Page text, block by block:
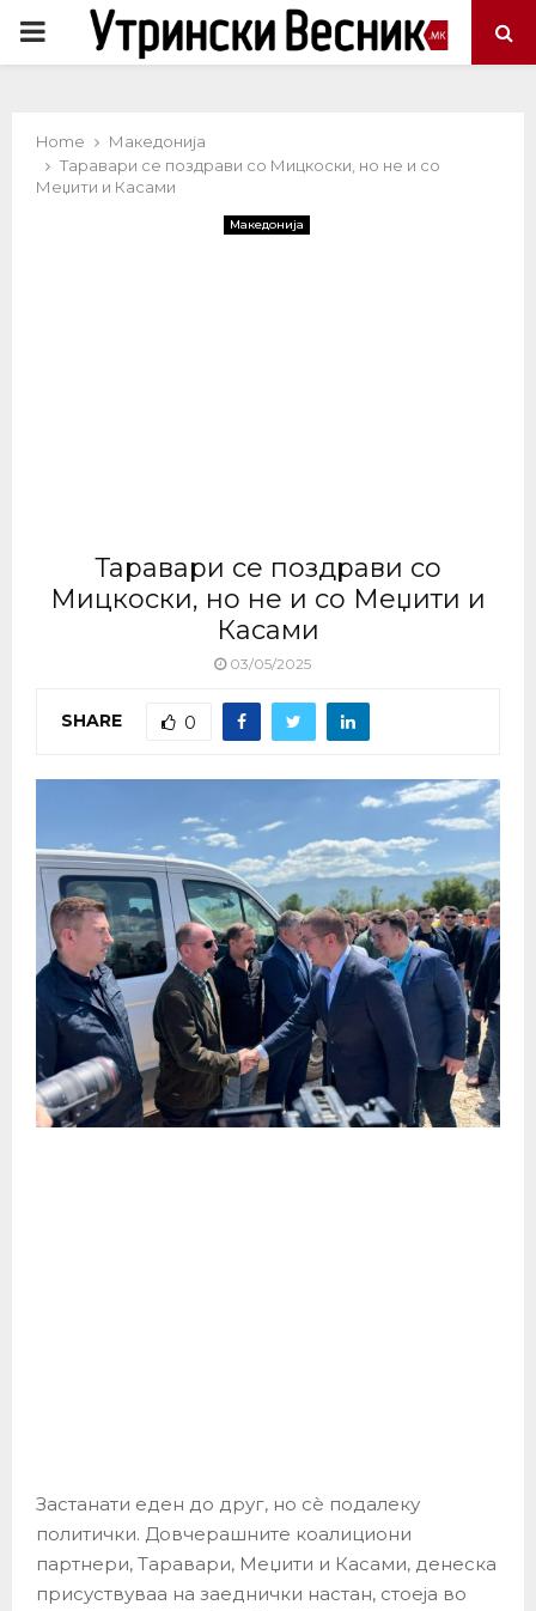
PRIMARY
Home
Македонија
Таравари се поздрави со Мицкоски, но не и со
Меџити и Касами
Македонија
Таравари се поздрави со
Мицкоски, но не и со Меџити и
Касами
03/05/2025
SHARE 0
Застанати еден до друг, но сè подалеку
политички. Довчерашните коалициони
партнери, Таравари, Меџити и Касами, денеска
присуствуваа на заеднички настан, стоеја во